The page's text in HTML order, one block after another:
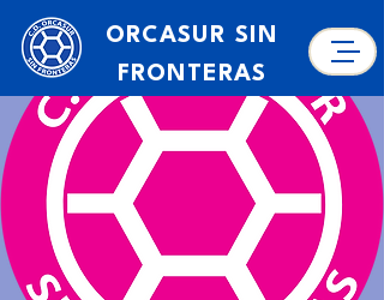
ORCASUR SIN
FRONTERAS